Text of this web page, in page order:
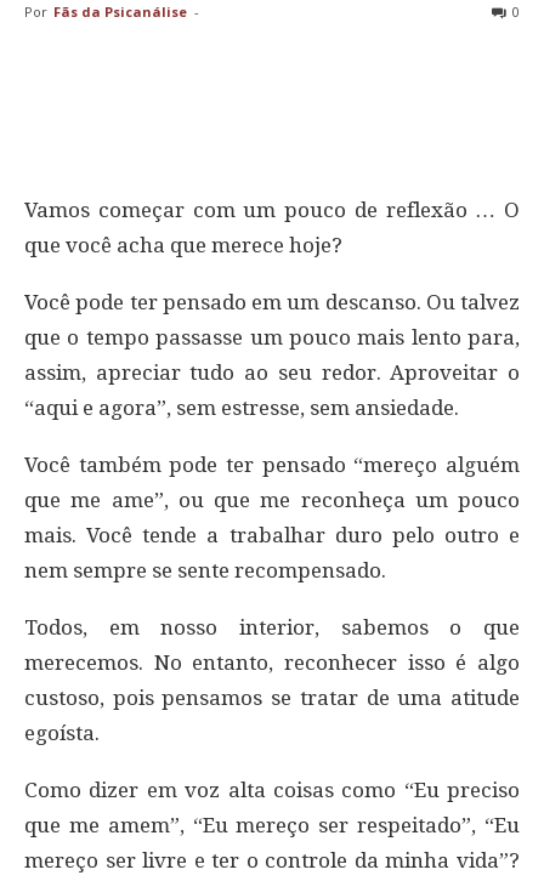
Por Fãs da Psicanálise - 0
Vamos começar com um pouco de reflexão … O
que você acha que merece hoje?
Você pode ter pensado em um descanso. Ou talvez
que o tempo passasse um pouco mais lento para,
assim, apreciar tudo ao seu redor. Aproveitar o
“aqui e agora”, sem estresse, sem ansiedade.
Você também pode ter pensado “mereço alguém
que me ame”, ou que me reconheça um pouco
mais. Você tende a trabalhar duro pelo outro e
nem sempre se sente recompensado.
Todos, em nosso interior, sabemos o que
merecemos. No entanto, reconhecer isso é algo
custoso, pois pensamos se tratar de uma atitude
egoísta.
Como dizer em voz alta coisas como “Eu preciso
que me amem”, “Eu mereço ser respeitado”, “Eu
mereço ser livre e ter o controle da minha vida”?